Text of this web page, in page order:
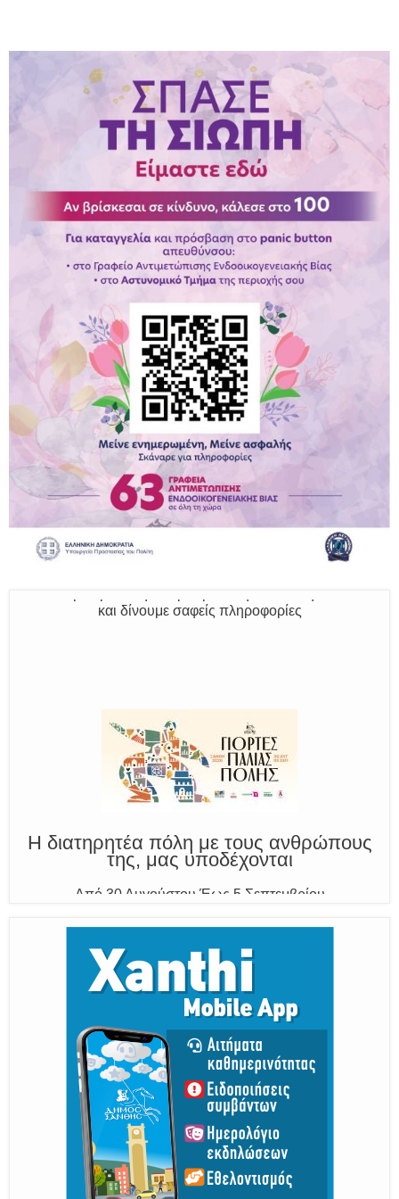
Η διατηρητέα πόλη με τους ανθρώπους
της, μας υποδέχονται
Από 30 Αυγούστου Έως 5 Σεπτεμβρίου
Παραμένουμε Προσεκτικοί
Καλούμε Άμεσα την Πυροσβεστική στο 199 ή στο 112
και δίνουμε σαφείς πληροφορίες